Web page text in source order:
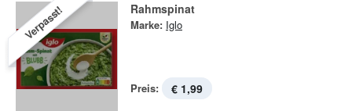
Verpasst! Rahmspinat
Marke: Iglo
Preis: € 1,99